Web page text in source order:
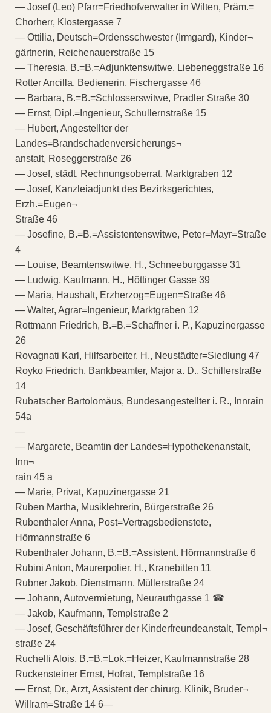
— Josef (Leo) Pfarr=Friedhofverwalter in Wilten, Präm.=
Chorherr, Klostergasse 7
— Ottilia, Deutsch=Ordensschwester (Irmgard), Kinder¬
gärtnerin, Reichenauerstraße 15
— Theresia, B.=B.=Adjunktenswitwe, Liebeneggstraße 16
Rotter Ancilla, Bedienerin, Fischergasse 46
— Barbara, B.=B.=Schlosserswitwe, Pradler Straße 30
— Ernst, Dipl.=Ingenieur, Schullernstraße 15
— Hubert, Angestellter der
Landes=Brandschadenversicherungs¬
anstalt, Roseggerstraße 26
— Josef, städt. Rechnungsoberrat, Marktgraben 12
— Josef, Kanzleiadjunkt des Bezirksgerichtes,
Erzh.=Eugen¬
Straße 46
— Josefine, B.=B.=Assistentenswitwe, Peter=Mayr=Straße
4
— Louise, Beamtenswitwe, H., Schneeburggasse 31
— Ludwig, Kaufmann, H., Höttinger Gasse 39
— Maria, Haushalt, Erzherzog=Eugen=Straße 46
— Walter, Agrar=Ingenieur, Marktgraben 12
Rottmann Friedrich, B.=B.=Schaffner i. P., Kapuzinergasse
26
Rovagnati Karl, Hilfsarbeiter, H., Neustädter=Siedlung 47
Royko Friedrich, Bankbeamter, Major a. D., Schillerstraße
14
Rubatscher Bartolomäus, Bundesangestellter i. R., Innrain
54a
—
— Margarete, Beamtin der Landes=Hypothekenanstalt,
Inn¬
rain 45 a
— Marie, Privat, Kapuzinergasse 21
Ruben Martha, Musiklehrerin, Bürgerstraße 26
Rubenthaler Anna, Post=Vertragsbedienstete,
Hörmannstraße 6
Rubenthaler Johann, B.=B.=Assistent. Hörmannstraße 6
Rubini Anton, Maurerpolier, H., Kranebitten 11
Rubner Jakob, Dienstmann, Müllerstraße 24
— Johann, Autovermietung, Neurauthgasse 1 ☎
— Jakob, Kaufmann, Templstraße 2
— Josef, Geschäftsführer der Kinderfreundeanstalt, Templ¬
straße 24
Ruchelli Alois, B.=B.=Lok.=Heizer, Kaufmannstraße 28
Ruckensteiner Ernst, Hofrat, Templstraße 16
— Ernst, Dr., Arzt, Assistent der chirurg. Klinik, Bruder¬
Willram=Straße 14 6—